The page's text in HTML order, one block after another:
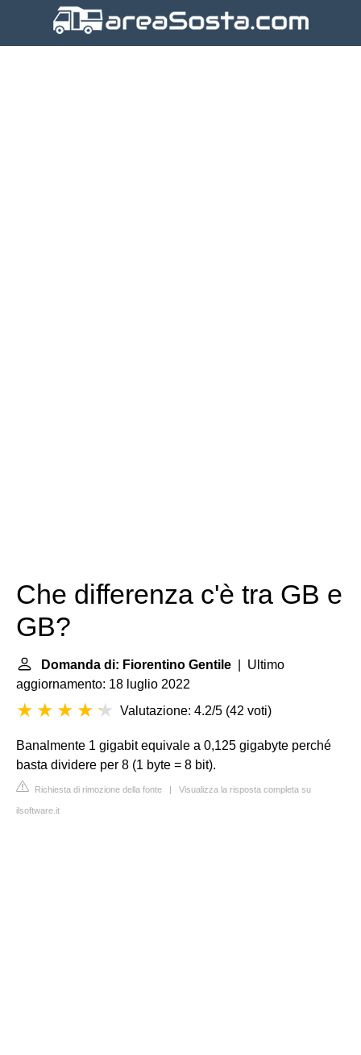
Che differenza c'è tra GB e
GB?
Domanda di: Fiorentino Gentile | Ultimo
aggiornamento: 18 luglio 2022
Valutazione: 4.2/5 (42 voti)
Banalmente 1 gigabit equivale a 0,125 gigabyte perché
basta dividere per 8 (1 byte = 8 bit).
Richiesta di rimozione della fonte | Visualizza la risposta completa su
ilsoftware.it